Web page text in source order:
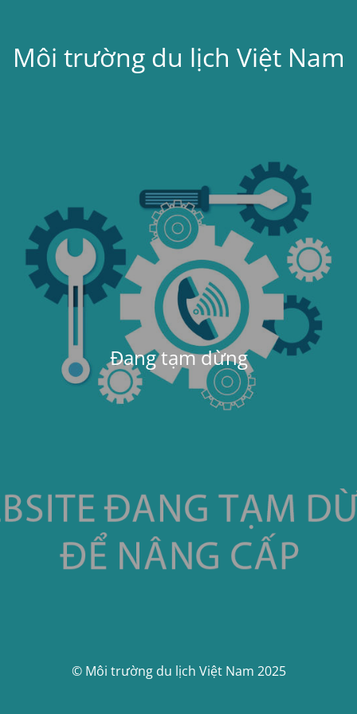
Môi trường du lịch Việt Nam
Đang tạm dừng
© Môi trường du lịch Việt Nam 2025